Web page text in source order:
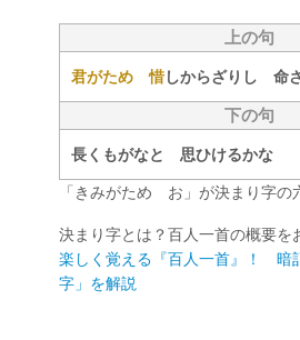
上の句
君がため 惜しからざりし 命
下の句
長くもがなと 思ひけるかな
「きみがため お」が決まり字の
決まり字とは？百人一首の概要を
楽しく覚える『百人一首』！ 暗
字」を解説